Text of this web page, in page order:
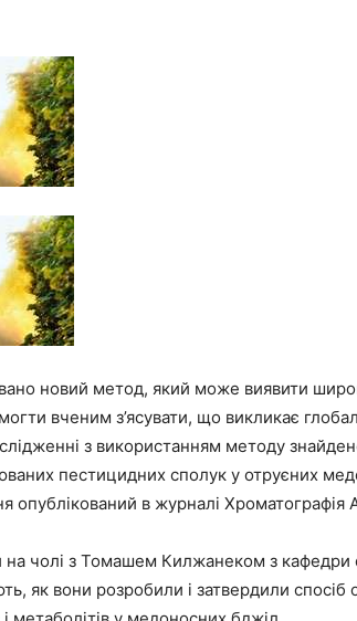
новий метод, який може виявити
вченим з’ясувати, що викликає
з використанням методу
пестицидних сполук у отруєних
опублікований в журналі Хроматографія
на чолі з Томашем Килжанеком з кафедри
як вони розробили і затвердили